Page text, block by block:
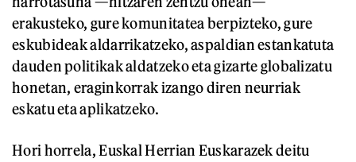
erakusteko, gure komunitatea berpizteko, gure
eskubideak aldarrikatzeko, aspaldian estankatuta
dauden politikak aldatzeko eta gizarte globalizatu
honetan, eraginkorrak izango diren neurriak
eskatu eta aplikatzeko.
Hori horrela, Euskal Herrian Euskarazek deitu